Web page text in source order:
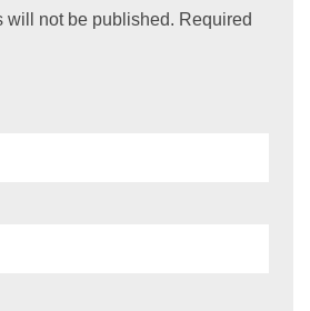
will not be published. Required